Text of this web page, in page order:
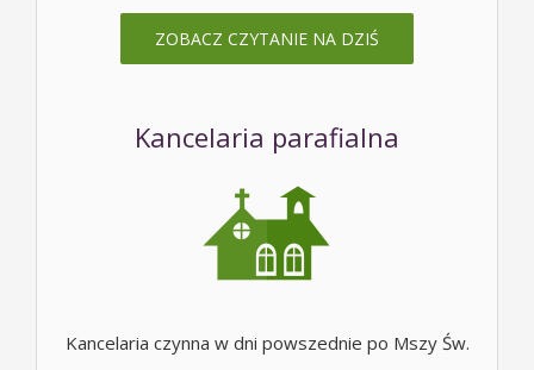
ZOBACZ CZYTANIE NA DZIŚ
Kancelaria parafialna
Kancelaria czynna w dni powszednie po Mszy Św.